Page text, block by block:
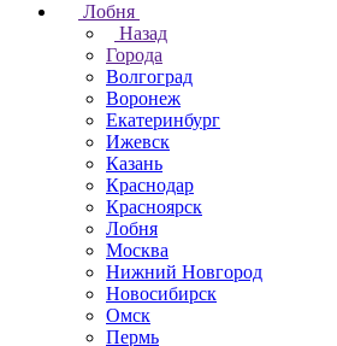
Лобня
Назад
Города
Волгоград
Воронеж
Екатеринбург
Ижевск
Казань
Краснодар
Красноярск
Лобня
Москва
Нижний Новгород
Новосибирск
Омск
Пермь